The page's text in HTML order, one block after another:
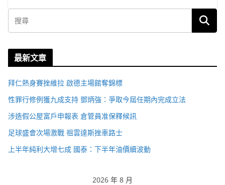
最新文章
拜仁熱身賽挫維拉 啟德主場館奪錦標
性罪行修例獲九成支持 鄧炳強：爭取今屆任期內完成立法
涉造假公屋富戶申報表 倉管員准保釋候訊
足球盛會次場激戰 祖雲達斯挫車路士
上半年純利大增七成 國泰：下半年油價續波動
2026 年 8 月